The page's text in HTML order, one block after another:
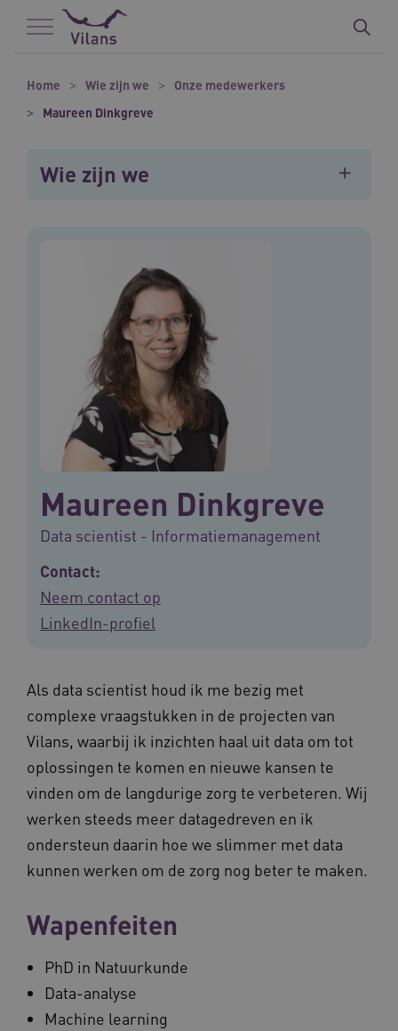
Naar hoofdinhoud
Naar footer
Home Wie zijn we
Onze medewerkers
Maureen Dinkgreve
Wie zijn we
Maureen Dinkgreve
Data scientist - Informatiemanagement
Contact:
Neem contact op
LinkedIn-profiel
Als data scientist houd ik me bezig met
complexe vraagstukken in de projecten van
Vilans, waarbij ik inzichten haal uit data om tot
oplossingen te komen en nieuwe kansen te
vinden om de langdurige zorg te verbeteren. Wij
werken steeds meer datagedreven en ik
ondersteun daarin hoe we slimmer met data
kunnen werken om de zorg nog beter te maken.
Wapenfeiten
PhD in Natuurkunde
Data-analyse
Machine learning